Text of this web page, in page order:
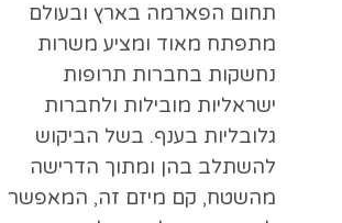
תחום הפארמה בארץ ובעולם
מתפתח מאוד ומציע משרות
נחשקות בחברות תרופות
ישראליות מובילות ולחברות
גלובליות בענף. בשל הביקוש
להשתלב בהן ומתוך הדרישה
מהשטח, קם מיזם זה, המאפשר